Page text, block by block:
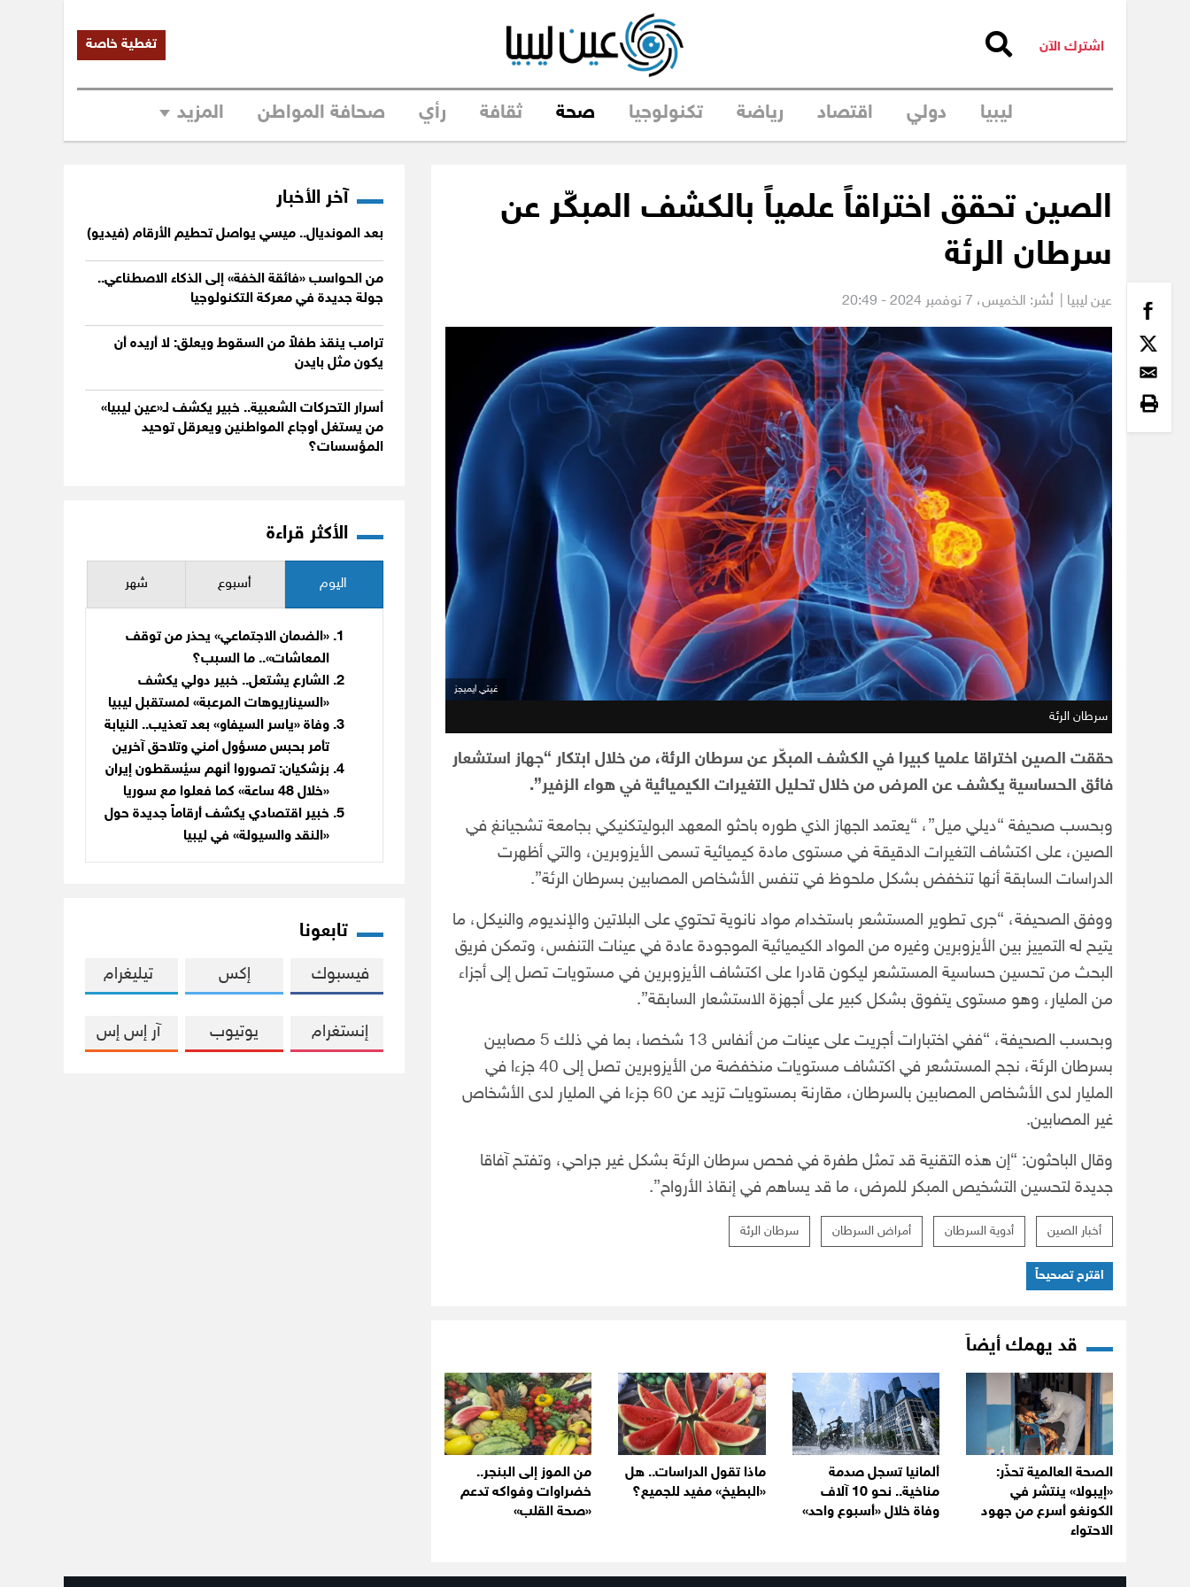
اشترك الآن تغطية خاصة
ليبيا دولي اقتصاد رياضة تكنولوجيا صحة ثقافة رأي صحافة المواطن المزيد
الصين تحقق اختراقاً علمياً بالكشف المبكّر عن
سرطان الرئة
عين ليبيا | نُشر: الخميس،
غيتي ايميجز
سرطان الرئة
حققت الصين اختراقا علميا كبيرا في الكشف المبكّر عن سرطان الرئة، من خلال ابتكار “جهاز استشعار
فائق الحساسية يكشف عن المرض من خلال تحليل التغيرات الكيميائية في هواء الزفير”.
وبحسب صحيفة “ديلي ميل”، “يعتمد الجهاز الذي طوره باحثو المعهد البوليتكنيكي بجامعة تشجيانغ في
الصين، على اكتشاف التغيرات الدقيقة في مستوى مادة كيميائية تسمى الأيزوبرين، والتي أظهرت
الدراسات السابقة أنها تنخفض بشكل ملحوظ في تنفس الأشخاص المصابين بسرطان الرئة”.
ووفق الصحيفة، “جرى تطوير المستشعر باستخدام مواد نانوية تحتوي على البلاتين والإنديوم والنيكل، ما
يتيح له التمييز بين الأيزوبرين وغيره من المواد الكيميائية الموجودة عادة في عينات التنفس، وتمكن فريق
البحث من تحسين حساسية المستشعر ليكون قادرا على اكتشاف الأيزوبرين في مستويات تصل إلى أجزاء
من المليار، وهو مستوى يتفوق بشكل كبير على أجهزة الاستشعار السابقة”.
وبحسب الصحيفة، “ففي اختبارات أجريت على عينات من أنفاس 13 شخصا، بما في ذلك 5 مصابين
بسرطان الرئة، نجح المستشعر في اكتشاف مستويات منخفضة من الأيزوبرين تصل إلى 40 جزءا في
المليار لدى الأشخاص المصابين بالسرطان، مقارنة بمستويات تزيد عن 60 جزءا في المليار لدى الأشخاص
غير المصابين.
وقال الباحثون: “إن هذه التقنية قد تمثل طفرة في فحص سرطان الرئة بشكل غير جراحي، وتفتح آفاقا
جديدة لتحسين التشخيص المبكر للمرض، ما قد يساهم في إنقاذ الأرواح”.
أخبار الصين أدوية السرطان أمراض السرطان سرطان الرئة
اقترح تصحيحاً
قد يهمك أيضاً
الصحة العالمية تحذّر:
«إيبولا» ينتشر في
الكونغو أسرع من جهود
الاحتواء
ألمانيا تسجل صدمة
مناخية.. نحو 10 آلاف
وفاة خلال «أسبوع واحد»
ماذا تقول الدراسات.. هل
«البطيخ» مفيد للجميع؟
من الموز إلى البنجر..
خضراوات وفواكه تدعم
«صحة القلب»
آخر الأخبار
بعد المونديال.. ميسي يواصل تحطيم الأرقام (فيديو)
من الحواسب «فائقة الخفة» إلى الذكاء الاصطناعي..
جولة جديدة في معركة التكنولوجيا
ترامب ينقذ طفلاً من السقوط ويعلق: لا أريده أن
يكون مثل بايدن
أسرار التحركات الشعبية.. خبير يكشف لـ«عين ليبيا»
من يستغل أوجاع المواطنين ويعرقل توحيد
المؤسسات؟
الأكثر قراءة
اليوم أسبوع شهر
«الضمان الاجتماعي» يحذر من توقف
المعاشات».. ما السبب؟
الشارع يشتعل.. خبير دولي يكشف
«السيناريوهات المرعبة» لمستقبل ليبيا
وفاة «ياسر السيفاو» بعد تعذيب.. النيابة
تأمر بحبس مسؤول أمني وتلاحق آخرين
بزشكيان: تصوروا أنهم سيُسقطون إيران
«خلال 48 ساعة» كما فعلوا مع سوريا
خبير اقتصادي يكشف أرقاماً جديدة حول
«النقد والسيولة» في ليبيا
تابعونا
فيسبوك إكس تيليغرام
إنستغرام يوتيوب آر إس إس